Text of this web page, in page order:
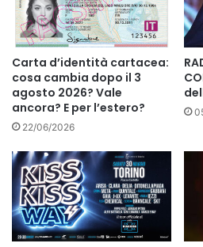
Carta d’identità cartacea:
cosa cambia dopo il 3
agosto 2026? Vale
ancora? E per l’estero?
22/06/2026